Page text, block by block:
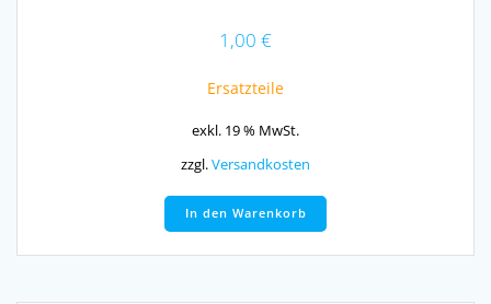
1,00 €
Ersatzteile
exkl. 19 % MwSt.
zzgl.Versandkosten
In den Warenkorb